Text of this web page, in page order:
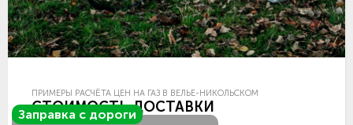
Заправка с дороги
ПРИМЕРЫ РАСЧЁТА ЦЕН НА ГАЗ В ВЕЛЬЕ-НИКОЛЬСКОМ
СТОИМОСТЬ ДОСТАВКИ